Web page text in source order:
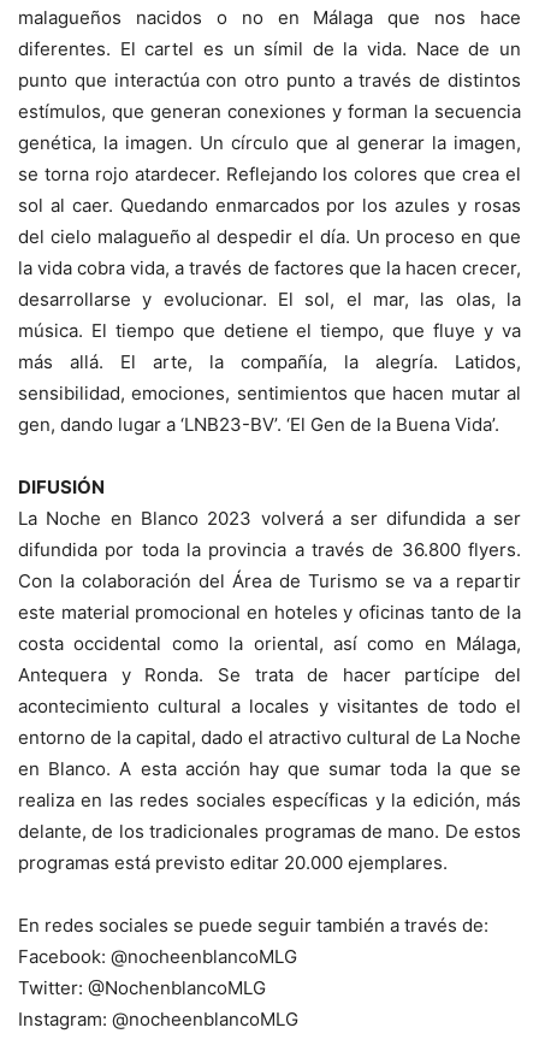
malagueños nacidos o no en Málaga que nos hace
diferentes. El cartel es un símil de la vida. Nace de un
punto que interactúa con otro punto a través de distintos
estímulos, que generan conexiones y forman la secuencia
genética, la imagen. Un círculo que al generar la imagen,
se torna rojo atardecer. Reflejando los colores que crea el
sol al caer. Quedando enmarcados por los azules y rosas
del cielo malagueño al despedir el día. Un proceso en que
la vida cobra vida, a través de factores que la hacen crecer,
desarrollarse y evolucionar. El sol, el mar, las olas, la
música. El tiempo que detiene el tiempo, que fluye y va
más allá. El arte, la compañía, la alegría. Latidos,
sensibilidad, emociones, sentimientos que hacen mutar al
gen, dando lugar a ‘LNB23-BV’. ‘El Gen de la Buena Vida’.
DIFUSIÓN
La Noche en Blanco 2023 volverá a ser difundida a ser
difundida por toda la provincia a través de 36.800 flyers.
Con la colaboración del Área de Turismo se va a repartir
este material promocional en hoteles y oficinas tanto de la
costa occidental como la oriental, así como en Málaga,
Antequera y Ronda. Se trata de hacer partícipe del
acontecimiento cultural a locales y visitantes de todo el
entorno de la capital, dado el atractivo cultural de La Noche
en Blanco. A esta acción hay que sumar toda la que se
realiza en las redes sociales específicas y la edición, más
delante, de los tradicionales programas de mano. De estos
programas está previsto editar 20.000 ejemplares.
En redes sociales se puede seguir también a través de:
Facebook: @nocheenblancoMLG
Twitter: @NochenblancoMLG
Instagram: @nocheenblancoMLG